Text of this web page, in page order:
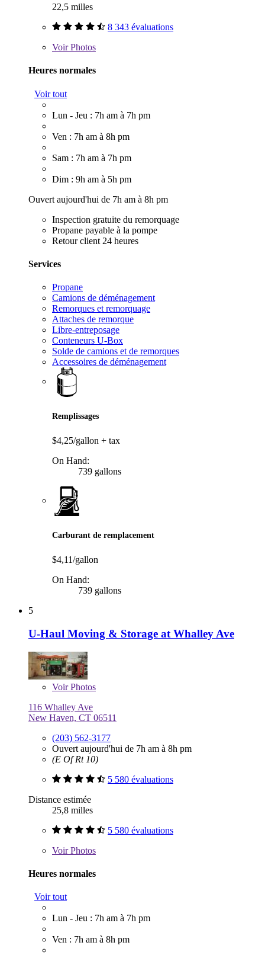
22,5 milles
8 343 évaluations
VoirPhotos
Heures normales
Voir tout
Lun - Jeu : 7h am à 7h pm
Ven : 7h am à 8h pm
Sam : 7h am à 7h pm
Dim : 9h am à 5h pm
Ouvert aujourd'hui de 7h am à 8h pm
Inspection gratuite du remorquage
Propane payable à la pompe
Retour client 24 heures
Services
Propane
Camions de déménagement
Remorques et remorquage
Attaches de remorque
Libre-entreposage
Conteneurs U-Box
Solde de camions et de remorques
Accessoires de déménagement
Remplissages
$4,25/gallon + tax
On Hand:
739 gallons
Carburant de remplacement
$4,11/gallon
On Hand:
739 gallons
5
U-Haul Moving & Storage at Whalley Ave
VoirPhotos
116 Whalley Ave
New Haven, CT 06511
(203) 562-3177
Ouvert aujourd'hui de 7h am à 8h pm
(E Of Rt 10)
5 580 évaluations
Distance estimée
25,8 milles
5 580 évaluations
VoirPhotos
Heures normales
Voir tout
Lun - Jeu : 7h am à 7h pm
Ven : 7h am à 8h pm